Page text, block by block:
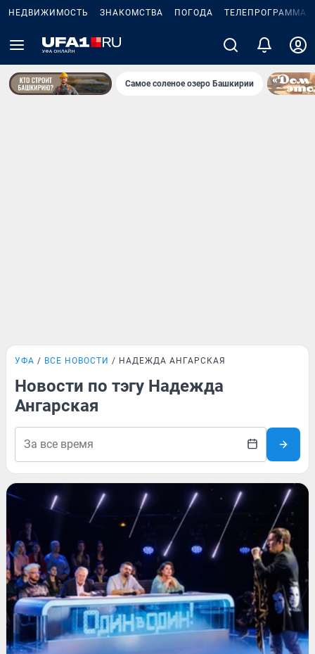
НЕДВИЖИМОСТЬ ЗНАКОМСТВА ПОГОДА ТЕЛЕПРОГРАММА
Самое соленое озеро Башкирии
УФА ВСЕ НОВОСТИ НАДЕЖДА АНГАРСКАЯ
Новости по тэгу Надежда
Ангарская